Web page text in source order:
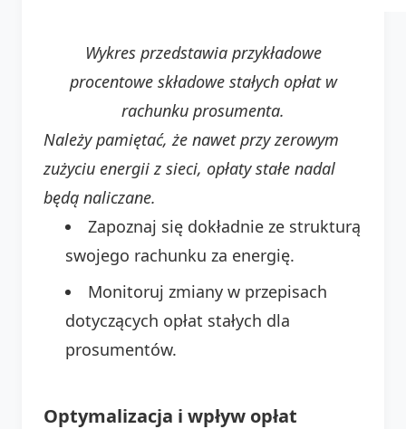
Wykres przedstawia przykładowe
procentowe składowe stałych opłat w
rachunku prosumenta.
Należy pamiętać, że nawet przy zerowym
zużyciu energii z sieci, opłaty stałe nadal
będą naliczane.
Zapoznaj się dokładnie ze strukturą
swojego rachunku za energię.
Monitoruj zmiany w przepisach
dotyczących opłat stałych dla
prosumentów.
Optymalizacja i wpływ opłat